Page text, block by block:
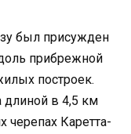
был присужден
прибрежной
построек.
длиной в 4,5 км
черепах Каретта-